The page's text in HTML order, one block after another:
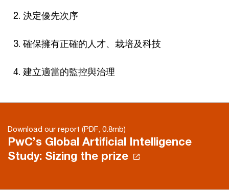
決定優先次序
確保擁有正確的人才、栽培及科技
建立適當的監控與治理
Download our report (PDF, 0.8mb)
PwC’s Global Artificial Intelligence
Study: Sizing the prize